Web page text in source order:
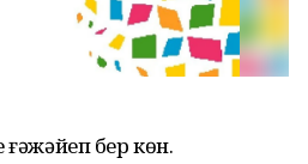
бер көн.